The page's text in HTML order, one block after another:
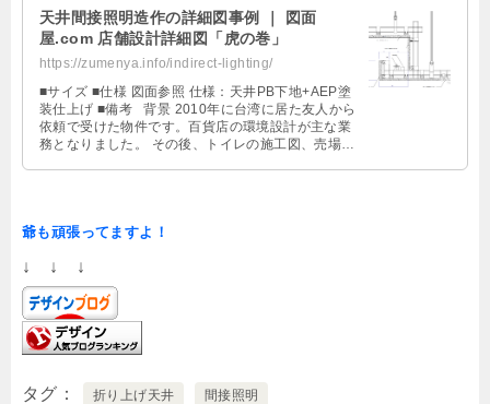
天井間接照明造作の詳細図事例 ｜ 図面
屋.com 店舗設計詳細図「虎の巻」
https://zumenya.info/indirect-lighting/
■サイズ ■仕様 図面参照 仕様：天井PB下地+AEP塗
装仕上げ ■備考 背景 2010年に台湾に居た友人から
依頼で受けた物件です。百貨店の環境設計が主な業
務となりました。 その後、トイレの施工図、売場な
爺も頑張ってますよ！
↓ ↓ ↓
タグ 折り上げ天井 間接照明